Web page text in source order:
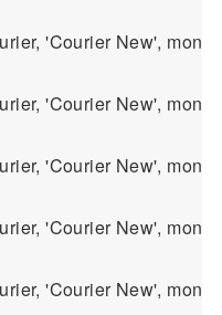
'Courier New',
'Courier New',
'Courier New',
'Courier New',
'Courier New',